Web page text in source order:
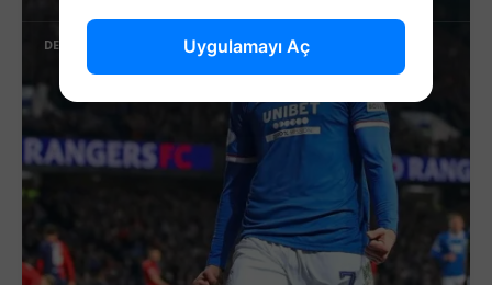
DEVAMINI OKU Uygulamayı Aç